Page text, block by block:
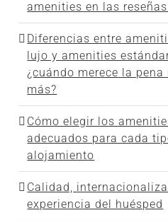
amenities en las
Diferencias entre
lujo y amenities
¿cuándo merece la
más?
Cómo elegir los
adecuados para cada
alojamiento
Calidad,
experiencia del huésped